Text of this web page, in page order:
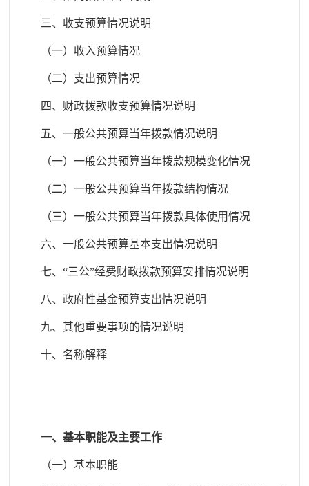
三、收支预算情况说明
（一）收入预算情况
（二）支出预算情况
四、财政拨款收支预算情况说明
五、一般公共预算当年拨款情况说明
（一）一般公共预算当年拨款规模变化情况
（二）一般公共预算当年拨款结构情况
（三）一般公共预算当年拨款具体使用情况
六、一般公共预算基本支出情况说明
七、“三公”经费财政拨款预算安排情况说明
八、政府性基金预算支出情况说明
九、其他重要事项的情况说明
十、名称解释
一、基本职能及主要工作
（一）基本职能